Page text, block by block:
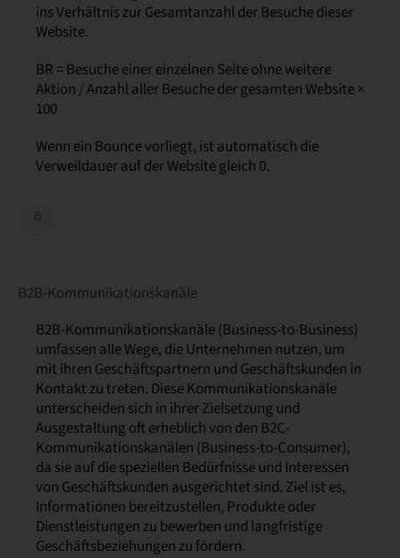
ins Verhältnis zur Gesamtanzahl der Besuche dieser
Website.
BR = Besuche einer einzelnen Seite ohne weitere
Aktion / Anzahl aller Besuche der gesamten Website ×
100
Wenn ein Bounce vorliegt, ist automatisch die
Verweildauer auf der Website gleich 0.
B
B2B-Kommunikationskanäle
B2B-Kommunikationskanäle (Business-to-Business)
umfassen alle Wege, die Unternehmen nutzen, um
mit ihren Geschäftspartnern und Geschäftskunden in
Kontakt zu treten. Diese Kommunikationskanäle
unterscheiden sich in ihrer Zielsetzung und
Ausgestaltung oft erheblich von den B2C-
Kommunikationskanälen (Business-to-Consumer),
da sie auf die speziellen Bedürfnisse und Interessen
von Geschäftskunden ausgerichtet sind. Ziel ist es,
Informationen bereitzustellen, Produkte oder
Dienstleistungen zu bewerben und langfristige
Geschäftsbeziehungen zu fördern.